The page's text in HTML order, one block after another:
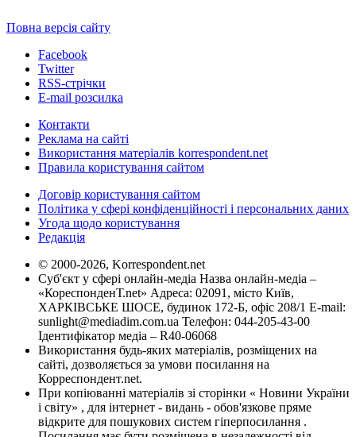
Повна версія сайту
Facebook
Twitter
RSS-стрічки
E-mail розсилка
Контакти
Реклама на сайті
Використання матеріалів korrespondent.net
Правила користування сайтом
Договір користування сайтом
Політика у сфері конфіденційності і персональних даних
Угода щодо користування
Редакція
© 2000-2026, Korrespondent.net
Суб'єкт у сфері онлайн-медіа Назва онлайн-медіа –
«КореспонденТ.net» Адреса: 02091, місто Київ,
ХАРКІВСЬКЕ ШОСЕ, будинок 172-Б, офіс 208/1 E-mail:
sunlight@mediadim.com.ua Телефон: 044-205-43-00
Ідентифікатор медіа – R40-06068
Використання будь-яких матеріалів, розміщених на
сайті, дозволяється за умови посилання на
Корреспондент.net.
При копіюванні матеріалів зі сторінки « Новини України
і світу» , для інтернет - видань - обов'язкове пряме
відкрите для пошукових систем гіперпосилання .